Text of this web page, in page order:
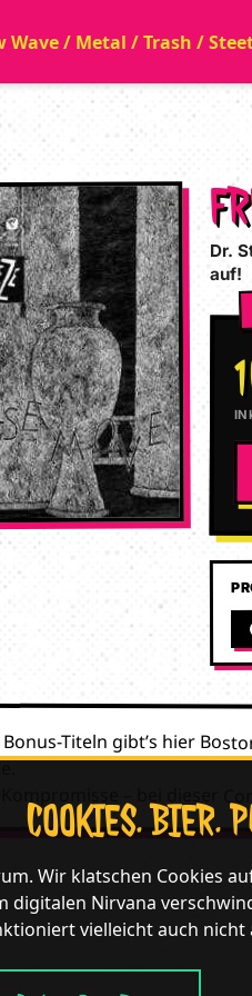
/ Metal / Trash /
Dr.
auf!
Titeln gibt’s hier
COOKIES. BIER.
Wir klatschen Cookies
Nirvana
vielleicht auch nicht